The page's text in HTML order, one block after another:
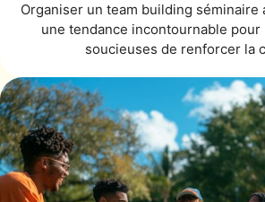
Organiser un team building séminaire
une tendance incontournable
soucieuses de renforcer la